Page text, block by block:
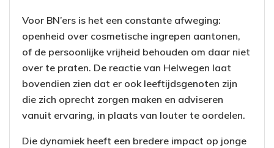
Voor BN’ers is het een constante afweging:
openheid over cosmetische ingrepen aantonen,
of de persoonlijke vrijheid behouden om daar niet
over te praten. De reactie van Helwegen laat
bovendien zien dat er ook leeftijdsgenoten zijn
die zich oprecht zorgen maken en adviseren
vanuit ervaring, in plaats van louter te oordelen.
Die dynamiek heeft een bredere impact op jonge